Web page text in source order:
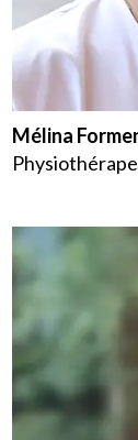
Mélina